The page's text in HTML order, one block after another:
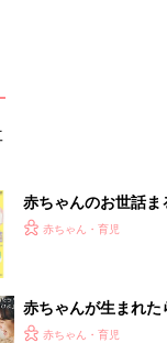
になるまで、育児に
ぱい！
夫婦で予習する 出